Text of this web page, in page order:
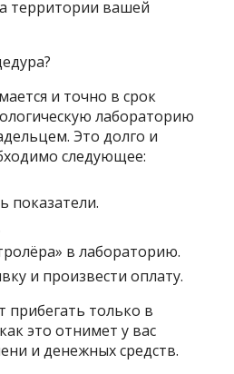
территории вашей
и точно в срок
лабораторию
Это долго и
следующее:
показатели.
в лабораторию.
и произвести оплату.
прибегать только в
это отнимет у вас
и денежных средств.